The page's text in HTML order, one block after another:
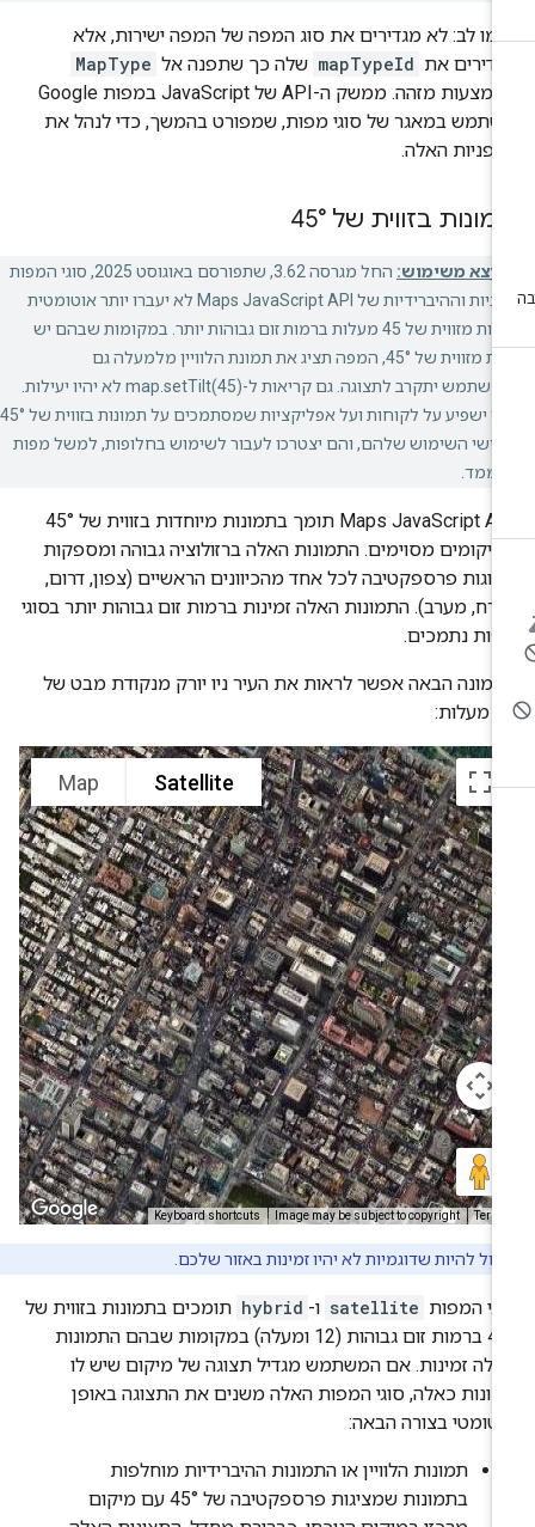
לב: לא מגדירים את סוג המפה של המפה ישירות, אלא
את mapTypeId שלה כך שתפנה אל MapType
באמצעות מזהה. ממשק ה-API של JavaScript במפות Google
במאגר של סוגי מפות, שמפורט בהמשך, כדי לנהל את
האלה.
בזווית של 45°
הוצא משימוש:
החל מגרסה 3.62, שתפורסם באוגוסט 2025, סוגי המפות
הלווייניות וההיברידיות של Maps JavaScript API לא יעברו יותר אוטומטית
לתמונות מזווית של 45 מעלות ברמות זום גבוהות יותר. במקומות שבהם יש
תמונות מזווית של 45°, המפה תציג את תמונת הלוויין מלמעלה גם
כשהמשתמש יתקרב לתצוגה. גם קריאות ל-map.setTilt(45) לא יהיו יעילות.
השינוי ישפיע על לקוחות ועל אפליקציות שמסתמכים על תמונות בזווית של 45°
השימוש שלהם, והם יצטרכו לעבור לשימוש בחלופות, למשל מפות
ממד.
‫Maps JavaScript API תומך בתמונות מיוחדות בזווית של 45°
מסוימים. התמונות האלה ברזולוציה גבוהה ומספקות
פרספקטיבה לכל אחד מהכיוונים הראשיים (צפון, דרום,
מערב). התמונות האלה זמינות ברמות זום גבוהות יותר בסוגי
נתמכים.
הבאה אפשר לראות את העיר ניו יורק מנקודת מבט של
יכול להיות שדוגמיות לא יהיו זמינות באזור שלכם.
המפות satellite ו- hybrid תומכים בתמונות בזווית של
45° ברמות זום גבוהות (12 ומעלה) במקומות שבהם התמונות
זמינות. אם המשתמש מגדיל תצוגה של מיקום שיש לו
כאלה, סוגי המפות האלה משנים את התצוגה באופן
בצורה הבאה:
תמונות הלוויין או התמונות ההיברידיות מוחלפות
בתמונות שמציגות פרספקטיבה של 45° עם מיקום